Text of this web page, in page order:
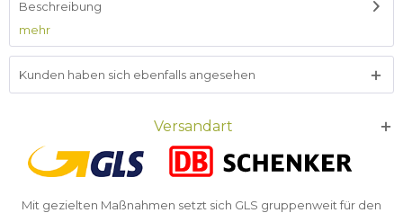
Beschreibung
mehr
Kunden haben sich ebenfalls angesehen
Versandart
Mit gezielten Maßnahmen setzt sich GLS gruppenweit für den